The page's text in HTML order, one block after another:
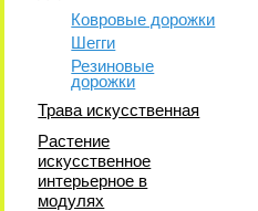
Ковровые дорожки
Шегги
Резиновые
дорожки
Трава искусственная
Растение
искусственное
интерьерное в
модулях